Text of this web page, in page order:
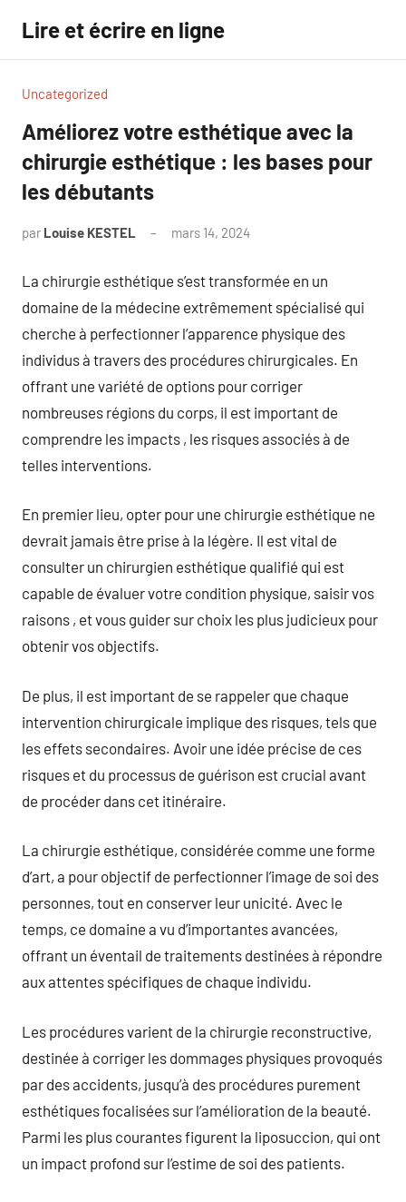
contenu
Lire et écrire en ligne
Uncategorized
Améliorez votre esthétique avec la
chirurgie esthétique : les bases pour
les débutants
par Louise KESTEL mars 14, 2024
La chirurgie esthétique s’est transformée en un
domaine de la médecine extrêmement spécialisé qui
cherche à perfectionner l’apparence physique des
individus à travers des procédures chirurgicales. En
offrant une variété de options pour corriger
nombreuses régions du corps, il est important de
comprendre les impacts , les risques associés à de
telles interventions.
En premier lieu, opter pour une chirurgie esthétique ne
devrait jamais être prise à la légère. Il est vital de
consulter un chirurgien esthétique qualifié qui est
capable de évaluer votre condition physique, saisir vos
raisons , et vous guider sur choix les plus judicieux pour
obtenir vos objectifs.
De plus, il est important de se rappeler que chaque
intervention chirurgicale implique des risques, tels que
les effets secondaires. Avoir une idée précise de ces
risques et du processus de guérison est crucial avant
de procéder dans cet itinéraire.
La chirurgie esthétique, considérée comme une forme
d’art, a pour objectif de perfectionner l’image de soi des
personnes, tout en conserver leur unicité. Avec le
temps, ce domaine a vu d’importantes avancées,
offrant un éventail de traitements destinées à répondre
aux attentes spécifiques de chaque individu.
Les procédures varient de la chirurgie reconstructive,
destinée à corriger les dommages physiques provoqués
par des accidents, jusqu’à des procédures purement
esthétiques focalisées sur l’amélioration de la beauté.
Parmi les plus courantes figurent la liposuccion, qui ont
un impact profond sur l’estime de soi des patients.